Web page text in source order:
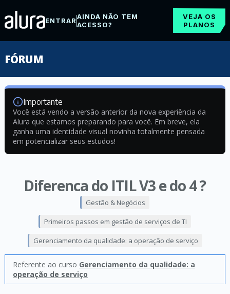
ENTRARAINDA NÃO TEM
ACESSO?
VEJA OS
PLANOS
FÓRUM
Importante
Você está vendo a versão anterior da nova experiência da
Alura que estamos preparando para você. Em breve, ela
ganha uma identidade visual novinha totalmente pensada
em potencializar seus estudos!
Diferenca do ITIL V3 e do 4 ?
Gestão & Negócios
Primeiros passos em gestão de serviços de TI
Gerenciamento da qualidade: a operação de serviço
Referente ao curso Gerenciamento da qualidade: a
operação de serviço